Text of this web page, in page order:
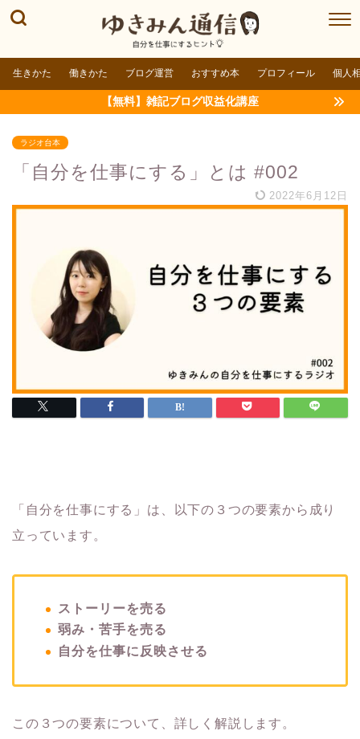
生きかた 働きかた ブログ運営 おすすめ本 プロフィール 個人
【無料】雑記ブログ収益化講座
ラジオ台本
「自分を仕事にする」とは #002
2022年6月12日
「自分を仕事にする」は、以下の３つの要素から成り
立っています。
ストーリーを売る
弱み・苦手を売る
自分を仕事に反映させる
この３つの要素について、詳しく解説します。